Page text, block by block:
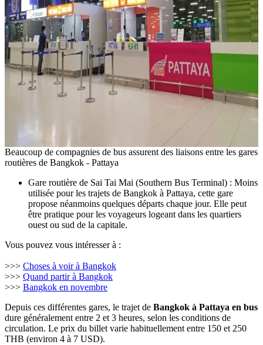
Beaucoup de compagnies de bus assurent des liaisons entre les gares
routières de Bangkok - Pattaya
Gare routière de Sai Tai Mai (Southern Bus Terminal) : Moins
utilisée pour les trajets de Bangkok à Pattaya, cette gare
propose néanmoins quelques départs chaque jour. Elle peut
être pratique pour les voyageurs logeant dans les quartiers
ouest ou sud de la capitale.
Vous pouvez vous intéresser à :
>>> Choses à voir à Bangkok
>>> Quand partir à Bangkok
>>> Bangkok en novembre
Depuis ces différentes gares, le trajet de Bangkok à Pattaya en bus
dure généralement entre 2 et 3 heures, selon les conditions de
circulation. Le prix du billet varie habituellement entre 150 et 250
THB (environ 4 à 7 USD).